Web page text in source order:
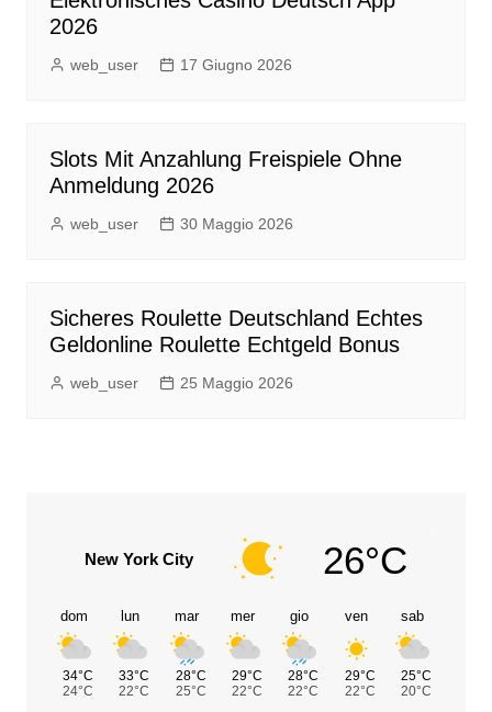
2026
web_user 17 Giugno 2026
Slots Mit Anzahlung Freispiele Ohne
Anmeldung 2026
web_user 30 Maggio 2026
Sicheres Roulette Deutschland Echtes
Geldonline Roulette Echtgeld Bonus
web_user 25 Maggio 2026
New York City 26°C
dom
34°C
24°C
lun
33°C
22°C
mar
28°C
25°C
mer
29°C
22°C
gio
28°C
22°C
ven
29°C
22°C
sab
25°C
20°C